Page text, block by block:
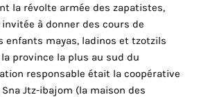
la révolte armée des zapatistes,
invitée à donner des cours de
enfants mayas, ladinos et tzotzils
province la plus au sud du
responsable était la coopérative
Sna Jtz-ibajom (la maison des